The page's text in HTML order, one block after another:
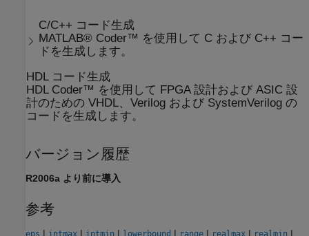
C/C++ コード生成
MATLAB® Coder™ を使用して C および C++ コー
ドを生成します。
HDL コード生成
HDL Coder™ を使用して FPGA 設計および ASIC 設
計のための VHDL、Verilog および SystemVerilog の
コードを生成します。
バージョン履歴
R2006a より前に導入
参考
| | | | | | |